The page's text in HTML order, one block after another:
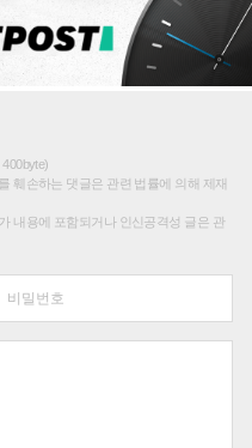
훼손하는 댓글은 관련 법률에 의해 제재
내용에 포함되거나 인신공격성 글은 관